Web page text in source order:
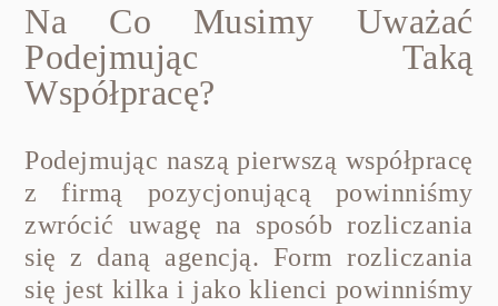
Na Co Musimy Uważać
Podejmując Taką
Współpracę?
Podejmując naszą pierwszą współpracę
z firmą pozycjonującą powinniśmy
zwrócić uwagę na sposób rozliczania
się z daną agencją. Form rozliczania
się jest kilka i jako klienci powinniśmy